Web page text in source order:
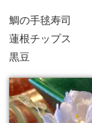
鯛の手毬寿司
蓮根チップス
黒豆